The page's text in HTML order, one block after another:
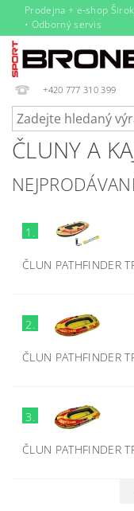
Prodejna + e‑shop
• Odborný servis
+420 777 310 399
ČLUNY A
1.
ČLUN PATHFINDER
2.
ČLUN PATHFINDER
3.
ČLUN PATHFINDER